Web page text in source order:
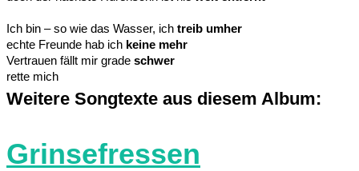
Ich bin – so wie das Wasser, ich treib umher
echte Freunde hab ich keine mehr
Vertrauen fällt mir grade schwer
rette mich
Weitere Songtexte aus diesem Album:
Grinsefressen